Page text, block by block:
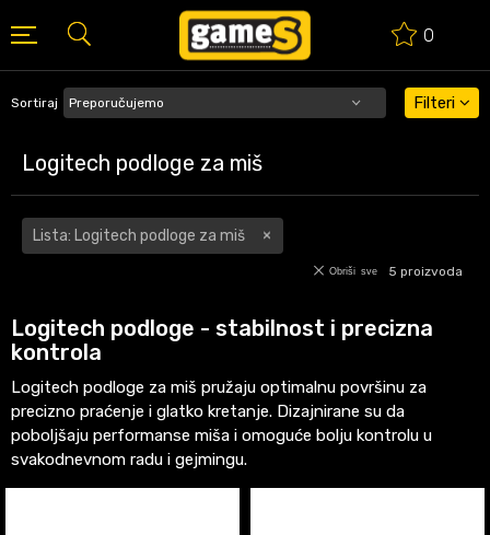
0
BESPLATNA ISPORUKA PORUDŽBINA PREKO 50 EUR
Logitech podloge za miš
Sortiraj Filteri
Lista: Logitech podloge za miš
5 proizvoda
Obriši sve
Logitech podloge - stabilnost i precizna
kontrola
Logitech podloge za miš pružaju optimalnu površinu za
precizno praćenje i glatko kretanje. Dizajnirane su da
poboljšaju performanse miša i omoguće bolju kontrolu u
svakodnevnom radu i gejmingu.